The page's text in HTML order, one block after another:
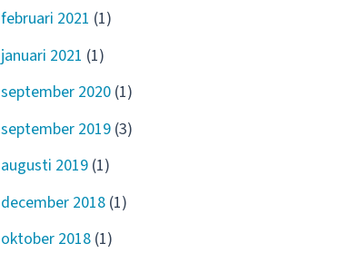
februari 2021 (1)
januari 2021 (1)
september 2020 (1)
september 2019 (3)
augusti 2019 (1)
december 2018 (1)
oktober 2018 (1)